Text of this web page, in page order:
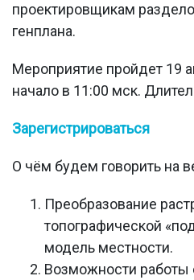
проектировщикам
генплана.
Мероприятие пройдет 19
начало в 11:00 мск.
Зарегистрироваться
О чём будем говорить на
Преобразование
топографической
модель местности.
Возможности